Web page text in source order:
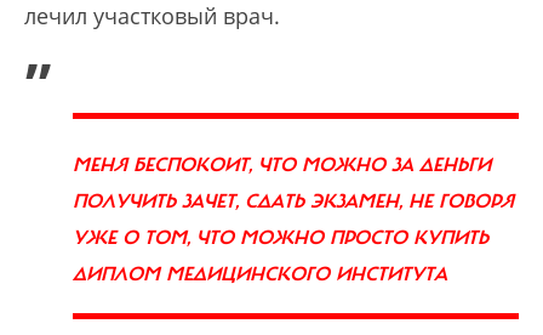
лечил участковый врач.
„
МЕНЯ БЕСПОКОИТ, ЧТО МОЖНО ЗА ДЕНЬГИ
ПОЛУЧИТЬ ЗАЧЕТ, СДАТЬ ЭКЗАМЕН, НЕ ГОВОРЯ
УЖЕ О ТОМ, ЧТО МОЖНО ПРОСТО КУПИТЬ
ДИПЛОМ МЕДИЦИНСКОГО ИНСТИТУТА